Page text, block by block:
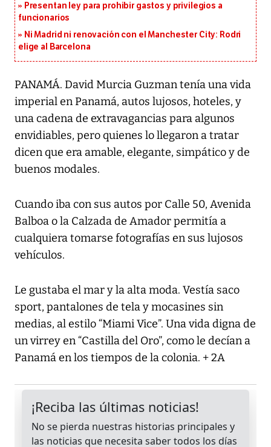
Presentan ley para prohibir gastos y privilegios a
funcionarios
Ni Madrid ni renovación con el Manchester City: Rodri
elige al Barcelona
PANAMÁ. David Murcia Guzman tenía una vida
imperial en Panamá, autos lujosos, hoteles, y
una cadena de extravagancias para algunos
envidiables, pero quienes lo llegaron a tratar
dicen que era amable, elegante, simpático y de
buenos modales.
Cuando iba con sus autos por Calle 50, Avenida
Balboa o la Calzada de Amador permitía a
cualquiera tomarse fotografías en sus lujosos
vehículos.
Le gustaba el mar y la alta moda. Vestía saco
sport, pantalones de tela y mocasines sin
medias, al estilo “Miami Vice”. Una vida digna de
un virrey en “Castilla del Oro”, como le decían a
Panamá en los tiempos de la colonia. + 2A